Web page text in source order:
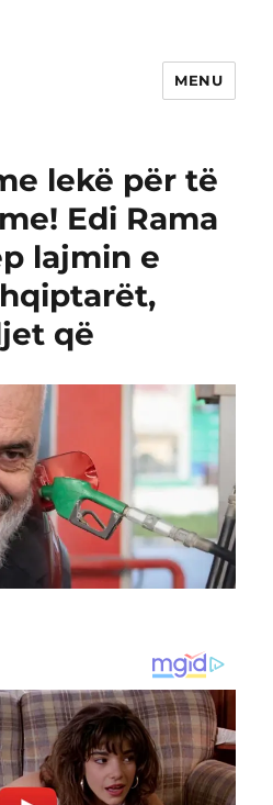
MENU
lekë për të
Edi Rama
lajmin e
që